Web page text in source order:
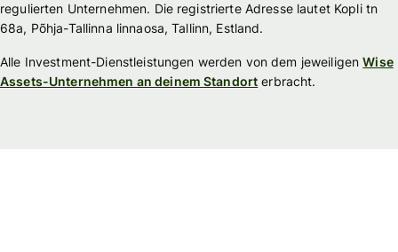
regulierten Unternehmen. Die registrierte Adresse lautet Kopli tn
68a, Põhja-Tallinna linnaosa, Tallinn, Estland.
Alle Investment-Dienstleistungen werden von dem jeweiligenWise
Assets-Unternehmen an deinem Standort erbracht.